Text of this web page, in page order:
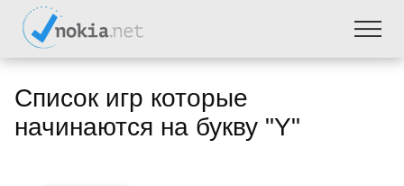
Список игр которые
начинаются на букву "Y"